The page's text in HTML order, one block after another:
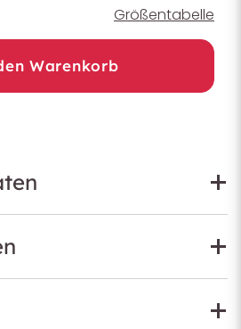
Größentabelle
Warenkorb